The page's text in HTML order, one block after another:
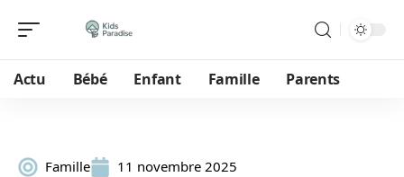
Actu Bébé Enfant Famille Parents
Famille 11 novembre 2025